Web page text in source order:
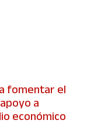
fomentar el
a
económico